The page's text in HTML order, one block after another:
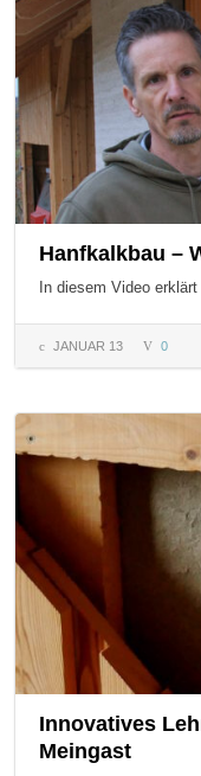
Hanfkalkbau –
In diesem Video
JANUAR 13 0
Innovatives
Meingast